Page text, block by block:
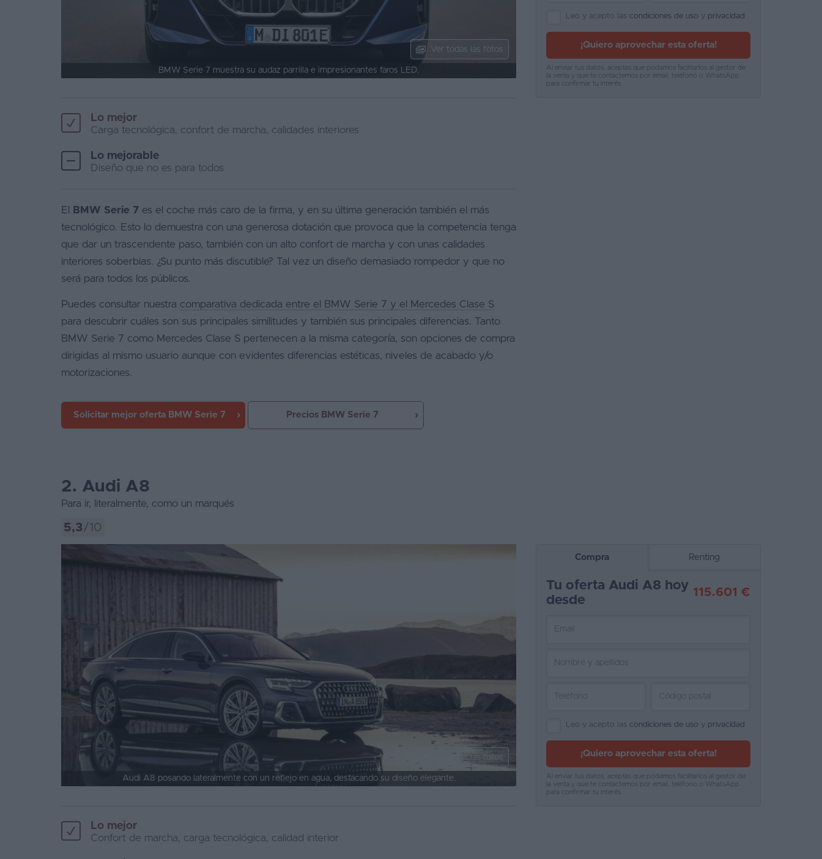
Ver todas las fotos
BMW Serie 7 muestra su audaz parrilla e impresionantes faros LED.
Leo y acepto las condiciones de uso y privacidad
¡Quiero aprovechar esta oferta!
Al enviar tus datos, aceptas que podamos facilitarlos al gestor de
la venta y que te contactemos por email, teléfono o WhatsApp
para confirmar tu interés.
Lo mejor
Carga tecnológica, confort de marcha, calidades interiores
Lo mejorable
Diseño que no es para todos
El BMW Serie 7 es el coche más caro de la firma, y en su última generación también el más
tecnológico. Esto lo demuestra con una generosa dotación que provoca que la competencia tenga
que dar un trascendente paso, también con un alto confort de marcha y con unas calidades
interiores soberbias. ¿Su punto más discutible? Tal vez un diseño demasiado rompedor y que no
será para todos los públicos.
Puedes consultar nuestra comparativa dedicada entre el BMW Serie 7 y el Mercedes Clase S
para descubrir cuáles son sus principales similitudes y también sus principales diferencias. Tanto
BMW Serie 7 como Mercedes Clase S pertenecen a la misma categoría, son opciones de compra
dirigidas al mismo usuario aunque con evidentes diferencias estéticas, niveles de acabado y/o
motorizaciones.
Solicitar mejor oferta BMW Serie 7 Precios BMW Serie 7
2. Audi A8
Para ir, literalmente, como un marqués
5,3 /10
Ver todas las fotos
Audi A8 posando lateralmente con un reflejo en agua, destacando su diseño elegante.
Compra Renting
Tu oferta Audi A8 hoy
desde
115.601 €
Leo y acepto las condiciones de uso y privacidad
¡Quiero aprovechar esta oferta!
Al enviar tus datos, aceptas que podamos facilitarlos al gestor de
la venta y que te contactemos por email, teléfono o WhatsApp
para confirmar tu interés.
Lo mejor
Confort de marcha, carga tecnológica, calidad interior